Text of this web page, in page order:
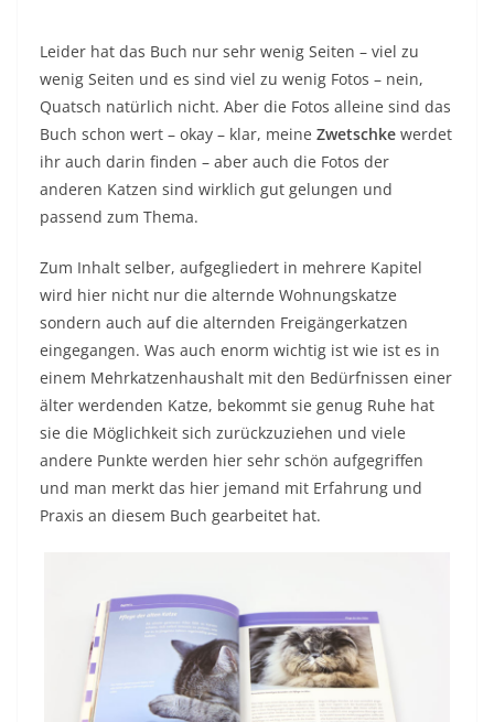
Leider hat das Buch nur sehr wenig Seiten – viel zu
wenig Seiten und es sind viel zu wenig Fotos – nein,
Quatsch natürlich nicht. Aber die Fotos alleine sind das
Buch schon wert – okay – klar, meine Zwetschke werdet
ihr auch darin finden – aber auch die Fotos der
anderen Katzen sind wirklich gut gelungen und
passend zum Thema.
Zum Inhalt selber, aufgegliedert in mehrere Kapitel
wird hier nicht nur die alternde Wohnungskatze
sondern auch auf die alternden Freigängerkatzen
eingegangen. Was auch enorm wichtig ist wie ist es in
einem Mehrkatzenhaushalt mit den Bedürfnissen einer
älter werdenden Katze, bekommt sie genug Ruhe hat
sie die Möglichkeit sich zurückzuziehen und viele
andere Punkte werden hier sehr schön aufgegriffen
und man merkt das hier jemand mit Erfahrung und
Praxis an diesem Buch gearbeitet hat.